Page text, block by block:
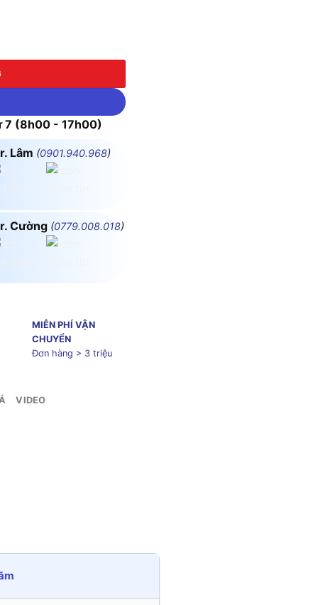
SC số lượng
7 (8h00 - 17h00)
Lâm (0901.940.968)
Cường (0779.008.018)
MIỄN PHÍ VẬN
CHUYỂN
Đơn hàng > 3 triệu
VIDEO
MPE SO2/SC